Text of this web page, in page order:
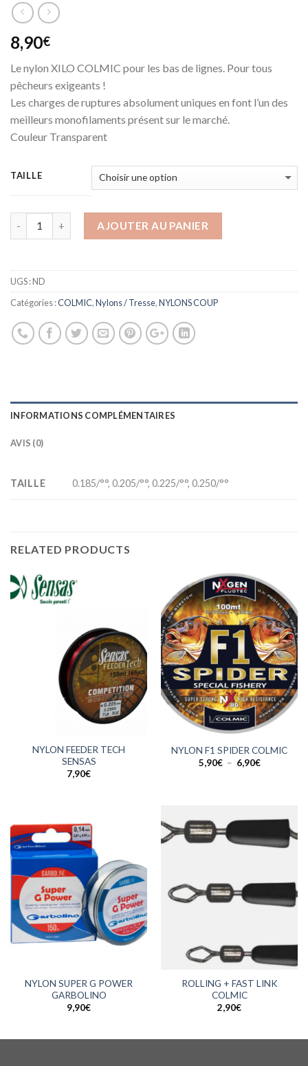
8,90€
Le nylon XILO COLMIC pour les bas de lignes. Pour tous
pêcheurs exigeants !
Les charges de ruptures absolument uniques en font l’un des
meilleurs monofilaments présent sur le marché.
Couleur Transparent
TAILLE
AJOUTER AU PANIER
UGS :ND
Catégories :COLMIC,Nylons / Tresse,NYLONS COUP
INFORMATIONS COMPLÉMENTAIRES
AVIS (0)
TAILLE 0.185/°°, 0.205/°°, 0.225/°°, 0.250/°°
RELATED PRODUCTS
NYLON FEEDER TECH
SENSAS
7,90€
NYLON F1 SPIDER COLMIC
5,90€ – 6,90€Plage
NYLON SUPER G POWER
GARBOLINO
9,90€
ROLLING + FAST LINK
COLMIC
2,90€